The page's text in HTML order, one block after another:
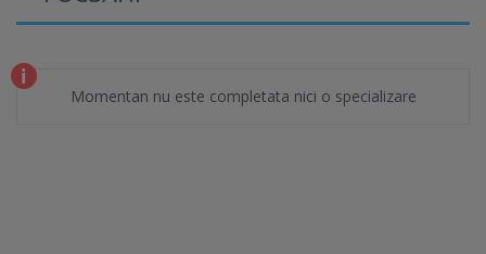
Momentan nu este completata nici o specializare